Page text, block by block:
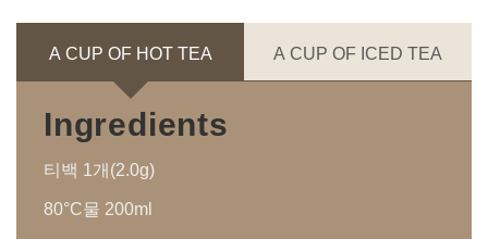
A CUP OF HOT TEA A CUP OF ICED TEA
Ingredients
티백 1개(2.0g)
80°C물 200ml